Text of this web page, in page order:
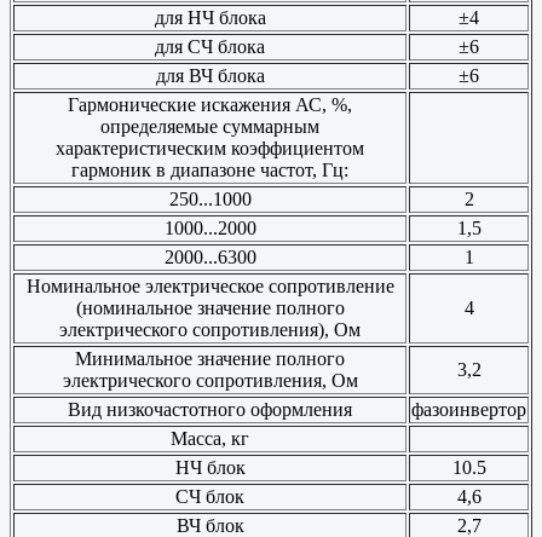
для НЧ блока
±4
для СЧ блока
±6
для ВЧ блока
±6
Гармонические искажения АС, %,
определяемые суммарным
характеристическим коэффициентом
гармоник в диапазоне частот, Гц:
250...1000
2
1000...2000
1,5
2000...6300
1
Номинальное электрическое сопротивление
(номинальное значение полного
электрического сопротивления), Ом
4
Минимальное значение полного
электрического сопротивления, Ом
3,2
Вид низкочастотного оформления
фазоинвертор
Масса, кг
НЧ блок
10.5
СЧ блок
4,6
ВЧ блок
2,7